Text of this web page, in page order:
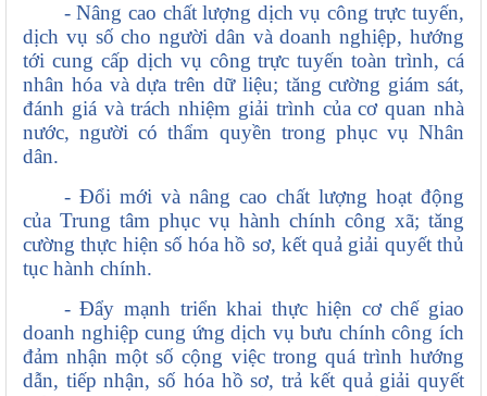
- Nâng cao chất lượng dịch vụ công trực tuyến,
dịch vụ số cho người dân và doanh nghiệp, hướng
tới cung cấp dịch vụ công trực tuyến toàn trình, cá
nhân hóa và dựa trên dữ liệu; tăng cường giám sát,
đánh giá và trách nhiệm giải trình của cơ quan nhà
nước, người có thẩm quyền trong phục vụ Nhân
dân.
- Đổi mới và nâng cao chất lượng hoạt động
của Trung tâm phục vụ hành chính công xã; tăng
cường thực hiện số hóa hồ sơ, kết quả giải quyết thủ
tục hành chính.
- Đẩy mạnh triển khai thực hiện cơ chế giao
doanh nghiệp cung ứng dịch vụ bưu chính công ích
đảm nhận một số cộng việc trong quá trình hướng
dẫn, tiếp nhận, số hóa hồ sơ, trả kết quả giải quyết